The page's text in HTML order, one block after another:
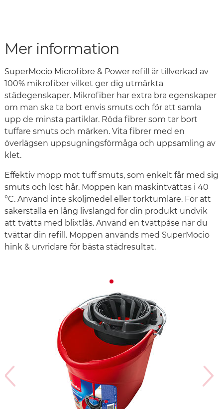
Mer information
SuperMocio Microfibre & Power refill är tillverkad av
100% mikrofiber vilket ger dig utmärkta
städegenskaper. Mikrofiber har extra bra egenskaper
om man ska ta bort envis smuts och för att samla
upp de minsta partiklar. Röda fibrer som tar bort
tuffare smuts och märken. Vita fibrer med en
överlägsen uppsugningsförmåga och uppsamling av
klet.
Effektiv mopp mot tuff smuts, som enkelt får med sig
smuts och löst hår. Moppen kan maskintvättas i 40
°C. Använd inte sköljmedel eller torktumlare. För att
säkerställa en lång livslängd för din produkt undvik
att tvätta med blixtlås. Använd en tvättpåse när du
tvättar din refill. Moppen används med SuperMocio
hink & urvridare för bästa städresultat.